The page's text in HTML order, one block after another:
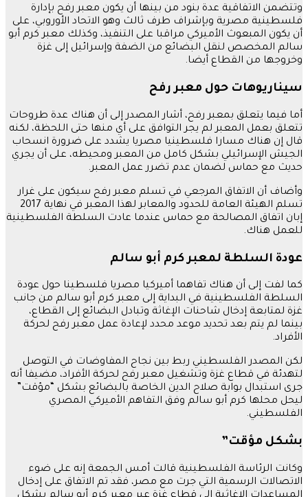
وتتضمن الاتفاقية عدة بنود من بينها أن يكون معبر رفح بإدارة
فلسطينية مصرية وبإشراف طرف ثالث وهو الاتحاد الأوروبي، على
أن يكون المبعوث الأميركي مراقبا على التنفيذ، وكذلك معبر كرم أبو
سالم المخصص لنقل البضائع من الضفة وإسرائيل إلى غزة
وخروجها من القطاع أيضا.
سيناريوهات حول معبر رفح
أما فيما يتعلق بمعبر رفح، أشار المصدر إلى أن هناك عدة طروحات
تتعلق بعمل المعبر لم يجر التوافق على أي منها حتى اللحظة، لكنه
قال إن هناك مسارا فلسطينيا مصريا يشدد على ضرورة انسحاب
الجيش الإسرائيلي بشكل كامل من المعبر ومحيطه، على أن يجري
حديث مع حماس لضمان عدم تضرر عمل المعبر.
وأضاف أن الاتفاق المرجعي في تسلم معبر رفح سيكون على غرار
تسلم الهيئة العامة للحدود والمعابر لهذا المعبر في نهاية 2017
إبان اتفاق المصالحة مع حماس عندما عادت السلطة الفلسطينية
للعمل هناك.
عودة السلطة لمعبر كرم أبو سالم
كما لفت إلى أن هناك تفاهما أميركيا مصريا فلسطينا حول عودة
السلطة الفلسطينية في البداية إلى معبر كرم أبو سالم من جانب
غزة لمتابعة إدخال شاحنات الإغاثة وتبادل البضائع إلى القطاع،
بينما لم يتم بعد تحديد موعد محدد لإعادة عمل معبر رفح لحركة
الأفراد.
لكن المصدر الفلسطيني ربط بين نجاح المفاوضات في التوصل
لتهدئة في قطاع غزة وتشغيل معبر رفح لحركة الأفراد، مضيفا أنه
جرى استبدال بوابة صلاح الدين الخاصة بالبضائع بشكل “مؤقت”
ليحل محلها كرم أبو سالم وفق التفاهم الأميركي المصري
الفلسطيني.
بشكل مؤقت”
وكانت الرئاسة الفلسطينية قالت أمس الجمعة إنه على ضوء
الاتصالات الرسمية التي جرت مع مصر، فقد تم الاتفاق على إدخال